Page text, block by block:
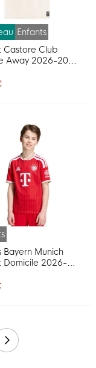
Enfants
Castore Club
Away 2026-2027
Bayern Munich
Domicile 2026-
Suivant